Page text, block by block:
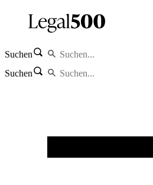
Suchen
Suchen